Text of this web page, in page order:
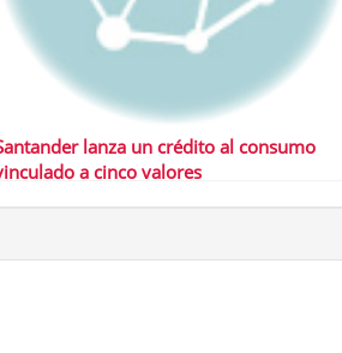
lanza un crédito al consumo
a cinco valores